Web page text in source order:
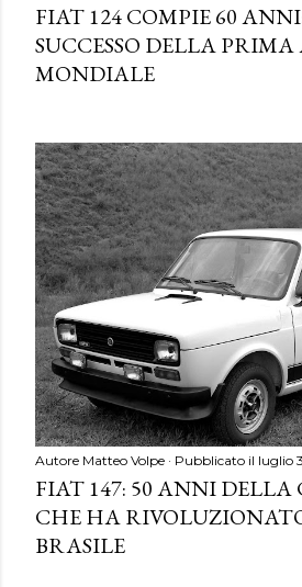
FIAT 124 COMPIE 60
SUCCESSO DELLA
MONDIALE
Autore Matteo Volpe Pubblicato il luglio
FIAT 147: 50 ANNI DELLA
CHE HA
BRASILE